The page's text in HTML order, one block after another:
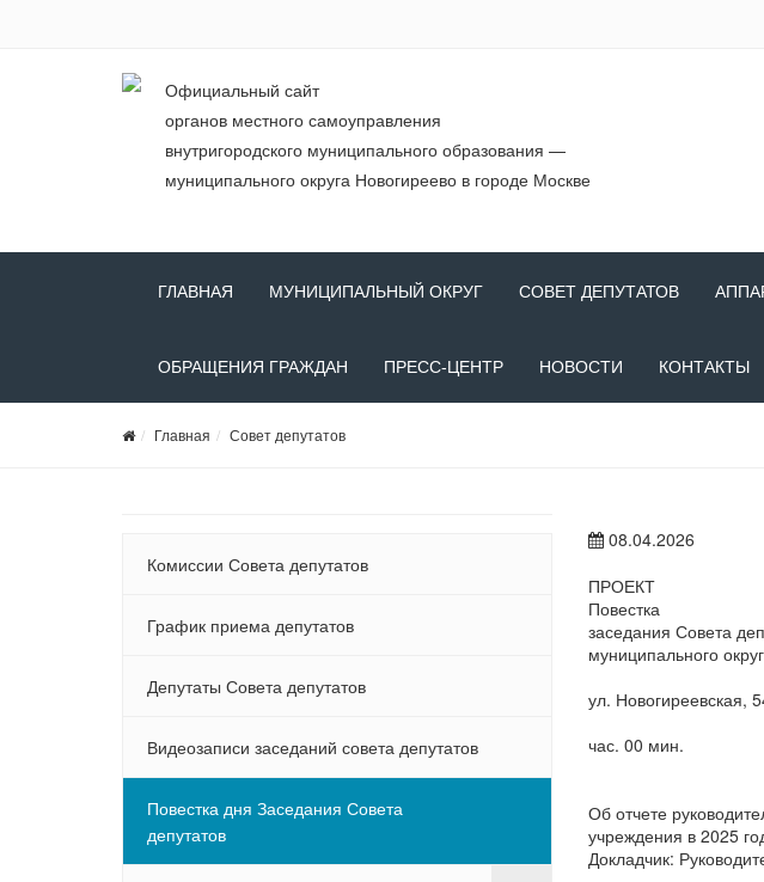
Официальный сайт
органов местного самоуправления
внутригородского муниципального образования —
муниципального округа Новогиреево в городе Москве
ГЛАВНАЯ МУНИЦИПАЛЬНЫЙ ОКРУГ СОВЕТ ДЕПУТАТОВ
ОБРАЩЕНИЯ ГРАЖДАН ПРЕСС-ЦЕНТР НОВОСТИ КОНТАКТЫ
Главная Совет депутатов
Комиссии Совета депутатов
График приема депутатов
Депутаты Совета депутатов
Видеозаписи заседаний совета депутатов
Повестка дня Заседания Совета
депутатов
08.04.2026
ПРОЕКТ
Повестка
заседания Совета
муниципального
ул.
час. 00 мин.
Об отчете
учреждения в 2025
Докладчик: